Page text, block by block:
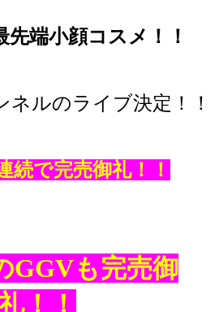
先端小顔コスメ！！
ネルのライブ決定！！
続で完売御礼！！
GGVも完売御
！！